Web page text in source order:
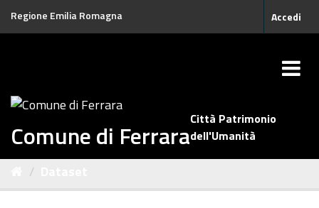
SaltaRegione Emilia Romagna Accedi
Comune di FerraraCittà Patrimonio
dell'Umanità